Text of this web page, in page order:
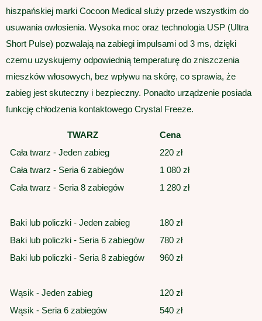
hiszpańskiej marki Cocoon Medical służy przede wszystkim do
usuwania owłosienia. Wysoka moc oraz technologia USP (Ultra
Short Pulse) pozwalają na zabiegi impulsami od 3 ms, dzięki
czemu uzyskujemy odpowiednią temperaturę do zniszczenia
mieszków włosowych, bez wpływu na skórę, co sprawia, że
zabieg jest skuteczny i bezpieczny. Ponadto urządzenie posiada
funkcję chłodzenia kontaktowego Crystal Freeze.
TWARZ
Cena
Cała twarz - Jeden zabieg
220 zł
Cała twarz - Seria 6 zabiegów
1 080 zł
Cała twarz - Seria 8 zabiegów
1 280 zł
Baki lub policzki - Jeden zabieg
180 zł
Baki lub policzki - Seria 6 zabiegów
780 zł
Baki lub policzki - Seria 8 zabiegów
960 zł
Wąsik - Jeden zabieg
120 zł
Wąsik - Seria 6 zabiegów
540 zł